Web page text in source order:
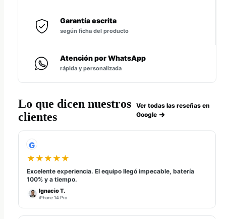
Garantía escrita
según ficha del producto
Atención por WhatsApp
rápida y personalizada
Lo que dicen nuestros
clientes
Ver todas las reseñas en
Google
G
★★★★★
Excelente experiencia. El equipo llegó impecable, batería
100% y a tiempo.
Ignacio T.
iPhone 14 Pro